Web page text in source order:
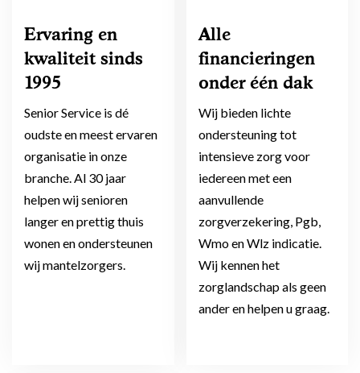
Ervaring en
kwaliteit sinds
1995
Senior Service is dé
oudste en meest ervaren
organisatie in onze
branche. Al 30 jaar
helpen wij senioren
langer en prettig thuis
wonen en ondersteunen
wij mantelzorgers.
Alle
financieringen
onder één dak
Wij bieden lichte
ondersteuning tot
intensieve zorg voor
iedereen met een
aanvullende
zorgverzekering, Pgb,
Wmo en Wlz indicatie.
Wij kennen het
zorglandschap als geen
ander en helpen u graag.